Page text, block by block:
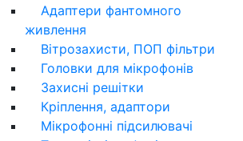
Адаптери фантомного
живлення
Вітрозахисти, ПОП фільтри
Головки для мікрофонів
Захисні решітки
Кріплення, адаптори
Мікрофонні підсилювачі